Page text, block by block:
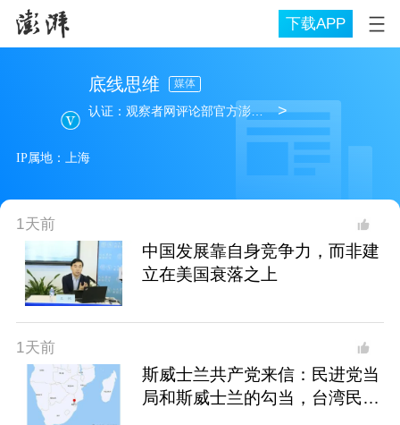
下载APP
底线思维 媒体
认证：观察者网评论部官方澎湃号 >
IP属地： 上海
1天前
中国发展靠自身竞争力，而非建
立在美国衰落之上
1天前
斯威士兰共产党来信：民进党当
局和斯威士兰的勾当，台湾民众